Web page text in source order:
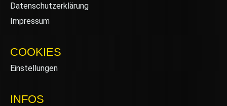
Datenschutzerklärung
Impressum
COOKIES
Einstellungen
INFOS